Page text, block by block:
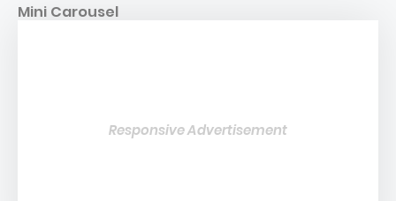
Mini Carousel
Responsive Advertisement